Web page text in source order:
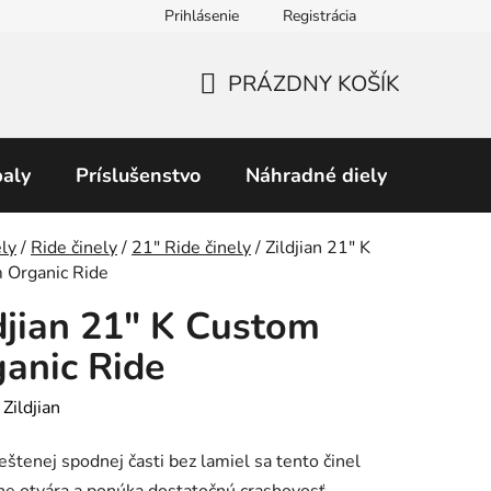
Obchodné podmienky Predávané značky
Prihlásenie Registrácia
KOŠÍK
PRÁZDNY KOŠÍK
Príslušenstvo Náhradné diely
/ Ride činely/ 21″ Ride činely/Zildjian 21" K
Organic Ride
21" K Custom
Ride
Zildjian
spodnej časti bez lamiel sa tento činel